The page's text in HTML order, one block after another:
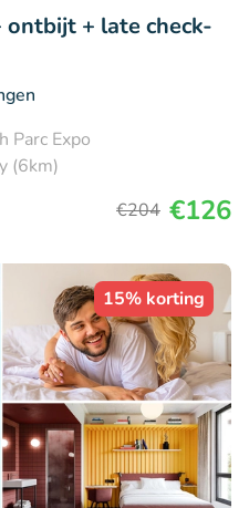
+ late check-
Parc Expo
(6km)
€204 €126
15% korting